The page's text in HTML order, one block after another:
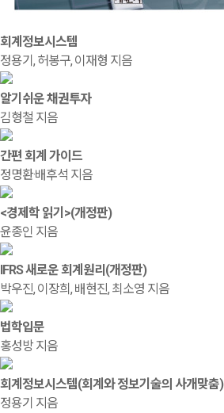
회계정보시스템
정용기, 허봉구, 이재형 지음
알기쉬운 채권투자
김형철 지음
간편 회계 가이드
정명환·배후석 지음
<경제학 읽기>(개정판)
윤종인 지음
IFRS 새로운 회계원리(개정판)
박우진, 이장희, 배현진, 최소영 지음
법학입문
홍성방 지음
회계정보시스템(회계와 정보기술의 사개맞춤)
정용기 지음